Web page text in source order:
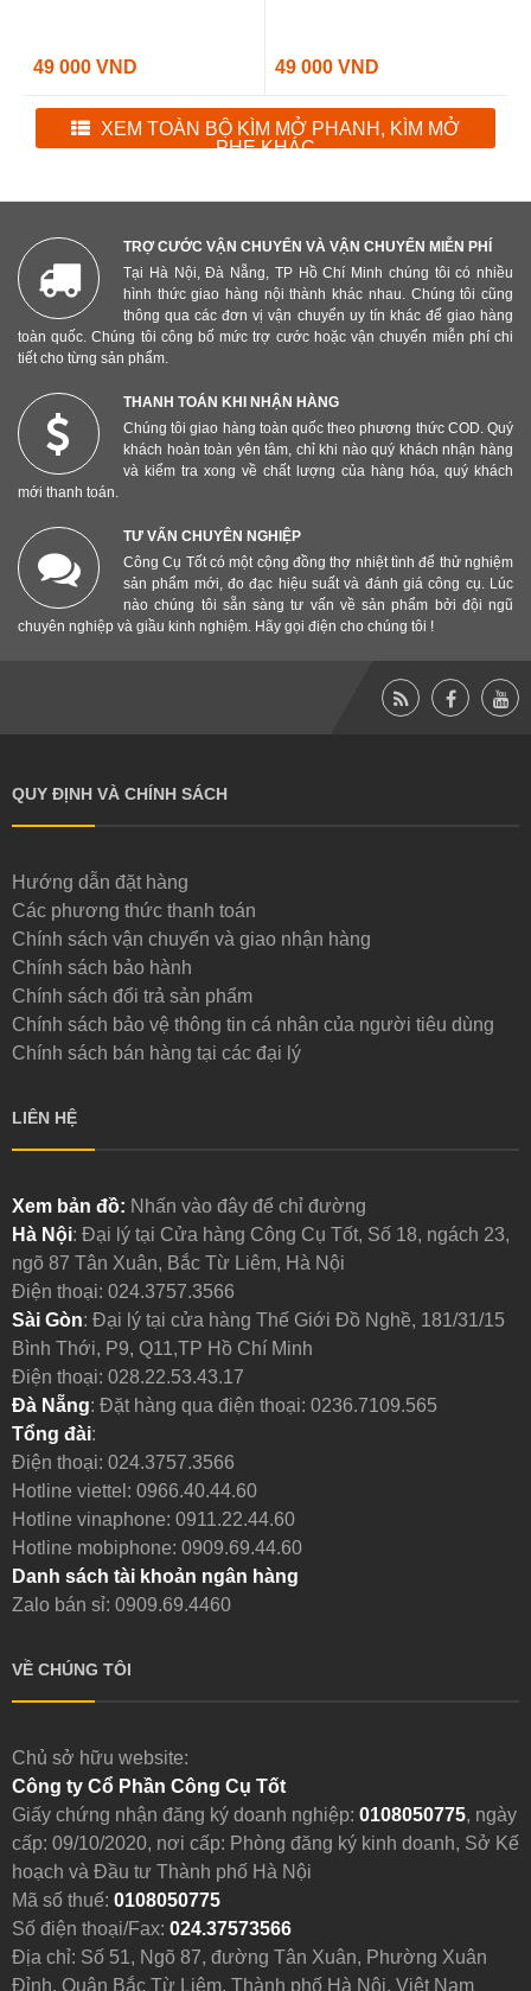
49 000 VND 49 000 VND
XEM TOÀN BỘ KÌM MỞ PHANH, KÌM MỞ
PHE KHÁC
TRỢ CƯỚC VẬN CHUYỂN VÀ VẬN CHUYỂN MIỄN PHÍ
Tại Hà Nội, Đà Nẵng, TP Hồ Chí Minh chúng tôi có nhiều
hình thức giao hàng nội thành khác nhau. Chúng tôi cũng
thông qua các đơn vị vận chuyển uy tín khác để giao hàng
toàn quốc. Chúng tôi công bố mức trợ cước hoặc vận chuyển miễn phí chi
tiết cho từng sản phẩm.
THANH TOÁN KHI NHẬN HÀNG
Chúng tôi giao hàng toàn quốc theo phương thức COD. Quý
khách hoàn toàn yên tâm, chỉ khi nào quý khách nhận hàng
và kiểm tra xong về chất lượng của hàng hóa, quý khách
mới thanh toán.
TƯ VẤN CHUYÊN NGHIỆP
Công Cụ Tốt có một cộng đồng thợ nhiệt tình để thử nghiệm
sản phẩm mới, đo đạc hiệu suất và đánh giá công cụ. Lúc
nào chúng tôi sẵn sàng tư vấn về sản phẩm bởi đội ngũ
chuyên nghiệp và giầu kinh nghiệm. Hãy gọi điện cho chúng tôi !
QUY ĐỊNH VÀ CHÍNH SÁCH
Hướng dẫn đặt hàng
Các phương thức thanh toán
Chính sách vận chuyển và giao nhận hàng
Chính sách bảo hành
Chính sách đổi trả sản phẩm
Chính sách bảo vệ thông tin cá nhân của người tiêu dùng
Chính sách bán hàng tại các đại lý
LIÊN HỆ
Xem bản đồ: Nhấn vào đây để chỉ đường
Hà Nội: Đại lý tại Cửa hàng Công Cụ Tốt, Số 18, ngách 23,
ngõ 87 Tân Xuân, Bắc Từ Liêm, Hà Nội
Điện thoại: 024.3757.3566
Sài Gòn: Đại lý tại cửa hàng Thế Giới Đồ Nghề, 181/31/15
Bình Thới, P9, Q11,TP Hồ Chí Minh
Điện thoại: 028.22.53.43.17
Đà Nẵng: Đặt hàng qua điện thoại: 0236.7109.565
Tổng đài:
Điện thoại: 024.3757.3566
Hotline viettel: 0966.40.44.60
Hotline vinaphone: 0911.22.44.60
Hotline mobiphone: 0909.69.44.60
Danh sách tài khoản ngân hàng
Zalo bán sỉ: 0909.69.4460
VỀ CHÚNG TÔI
Chủ sở hữu website:
Công ty Cổ Phần Công Cụ Tốt
Giấy chứng nhận đăng ký doanh nghiệp: 0108050775, ngày
cấp: 09/10/2020, nơi cấp: Phòng đăng ký kinh doanh, Sở Kế
hoạch và Đầu tư Thành phố Hà Nội
Mã số thuế: 0108050775
Số điện thoại/Fax: 024.37573566
Địa chỉ: Số 51, Ngõ 87, đường Tân Xuân, Phường Xuân
Đỉnh, Quận Bắc Từ Liêm, Thành phố Hà Nội, Việt Nam